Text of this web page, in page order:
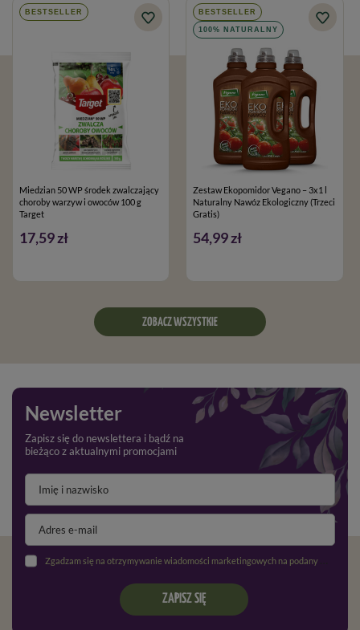
BESTSELLER
Miedzian 50 WP środek zwalczający
choroby warzyw i owoców 100 g
Target
17,59 zł
BESTSELLER
100% NATURALNY
Zestaw Ekopomidor Vegano – 3x1 l
Naturalny Nawóz Ekologiczny (Trzeci
Gratis)
54,99 zł
ZOBACZ WSZYSTKIE
Newsletter
Zapisz się do newslettera i bądź na
bieżąco z aktualnymi promocjami
Zgadzam się na otrzymywanie wiadomości marketingowych na podany adres e-mail oraz przetwarzanie danych osobowych zgodnie z
ZAPISZ SIĘ